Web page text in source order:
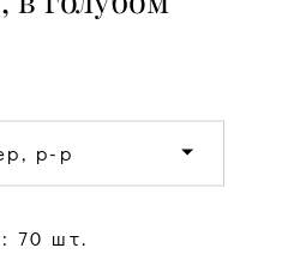
р-р
70 шт.